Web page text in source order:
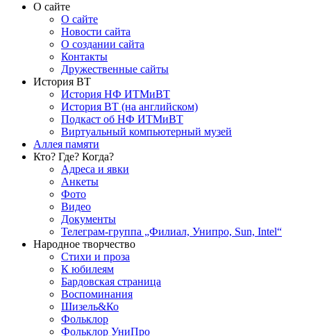
О сайте
О сайте
Новости сайта
О создании сайта
Контакты
Дружественные сайты
История ВТ
История НФ ИТМиВТ
История ВТ (на английском)
Подкаст об НФ ИТМиВТ
Виртуальный компьютерный музей
Аллея памяти
Кто? Где? Когда?
Адреса и явки
Анкеты
Фото
Видео
Документы
Телеграм-группа „Филиал, Унипро, Sun, Intel“
Народное творчество
Стихи и проза
К юбилеям
Бардовская страница
Воспоминания
Шизель&Ко
Фольклор
Фольклор УниПро